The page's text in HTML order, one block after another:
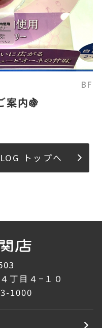
BF
案内🍇
トップへ
丁目４−１０
1000